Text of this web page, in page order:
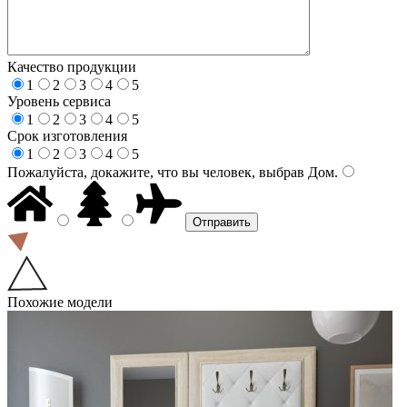
Качество продукции
1
2 3 4
5
Уровень сервиса
1
2 3 4
5
Срок изготовления
1
2 3 4
5
Пожалуйста, докажите, что вы человек, выбрав Дом.
Похожие модели